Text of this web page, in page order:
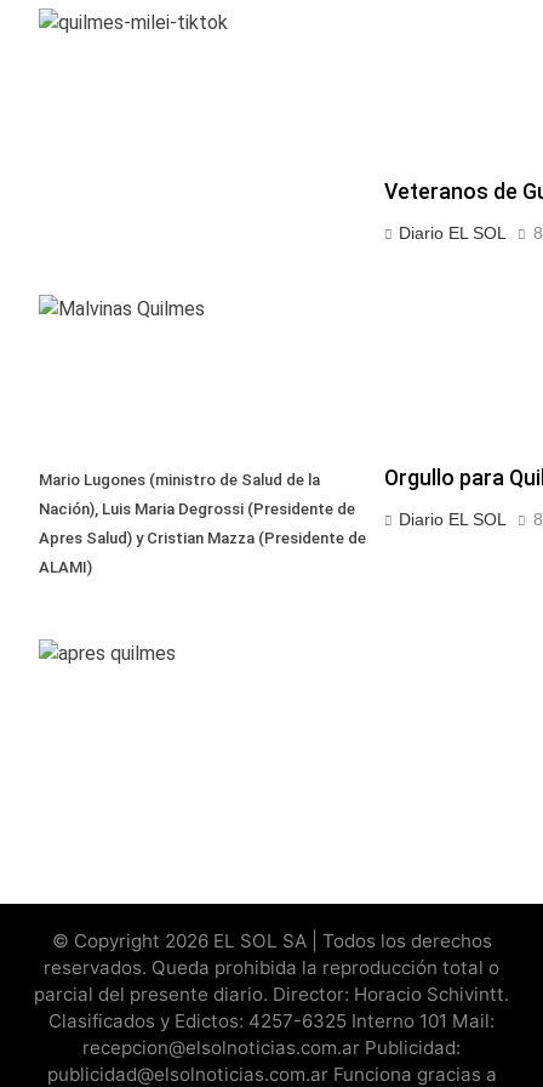
Veteranos de
Diario EL SOL
Mario Lugones (ministro de Salud de la
Nación), Luis Maria Degrossi (Presidente de
Apres Salud) y Cristian Mazza (Presidente de
ALAMI)
Orgullo para
Diario EL SOL
© Copyright 2026 EL SOL SA | Todos los derechos
reservados. Queda prohibida la reproducción total o
parcial del presente diario. Director: Horacio Schivintt.
Clasificados y Edictos: 4257-6325 Interno 101 Mail:
recepcion@elsolnoticias.com.ar Publicidad:
publicidad@elsolnoticias.com.ar Funciona gracias a